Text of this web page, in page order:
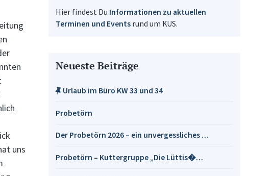
uns
Hier findest Du Informationen zu aktuellen
Terminen und Eventsrund um KUS.
Neueste Beiträge
Urlaub im Büro KW 33 und 34
Probetörn
Der Probetörn 2026 – ein unvergessliches …
Probetörn – Kuttergruppe „Die Lüttis�…